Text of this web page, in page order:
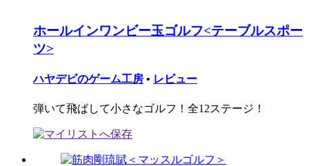
ホールインワンビー玉ゴルフ<テーブルスポー
ツ>
ハヤデビのゲーム工房 • レビュー
弾いて飛ばして小さなゴルフ！全12ステージ！